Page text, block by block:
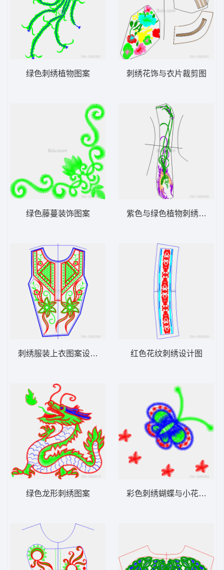
绿色刺绣植物图案
绿色藤蔓装饰图案
刺绣服装上衣图案设计图
绿色龙形刺绣图案
刺绣花饰与衣片裁剪图
紫色与绿色植物刺绣设计图
红色花纹刺绣设计图
彩色刺绣蝴蝶与小花图案